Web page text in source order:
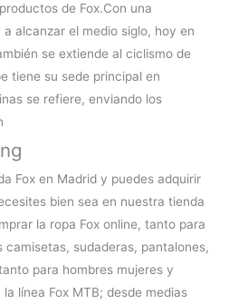
de Fox.Con una
alcanzar el medio siglo, hoy en
se extiende al ciclismo de
tiene su sede principal en
se refiere, enviando los
Fox en Madrid y puedes adquirir
bien sea en nuestra tienda
la ropa Fox online, tanto para
sudaderas, pantalones,
para hombres mujeres y
línea Fox MTB; desde medias